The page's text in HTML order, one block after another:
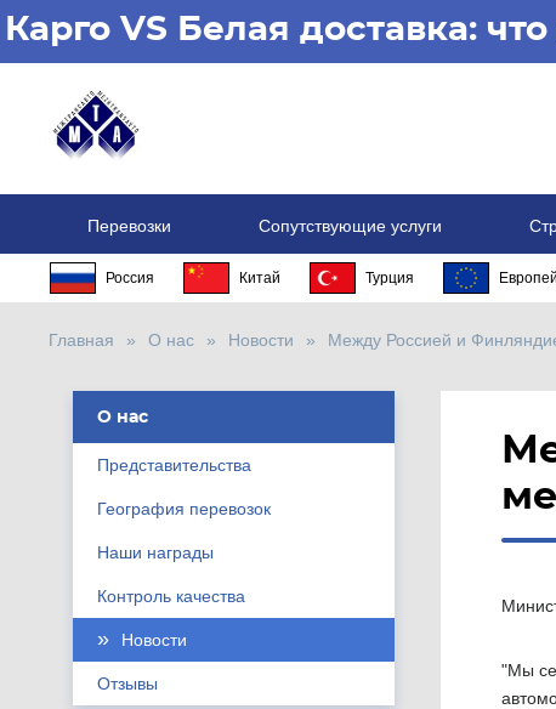
Карго VS Белая доставка:
Перевозки Сопутствующие услуги
Россия Китай Турция
Главная О нас Новости Между Россией и
О нас
Представительства
География перевозок
Наши награды
Контроль качества
Новости
Отзывы
"Мы